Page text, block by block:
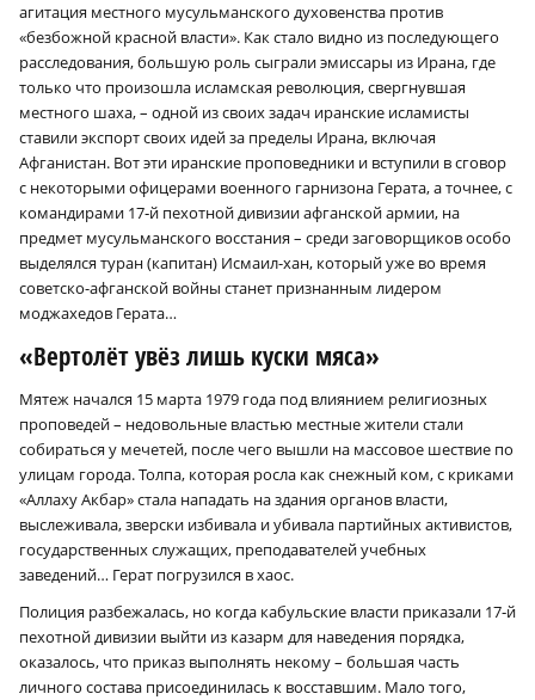
агитация местного мусульманского духовенства против
«безбожной красной власти». Как стало видно из последующего
расследования, большую роль сыграли эмиссары из Ирана, где
только что произошла исламская революция, свергнувшая
местного шаха, – одной из своих задач иранские исламисты
ставили экспорт своих идей за пределы Ирана, включая
Афганистан. Вот эти иранские проповедники и вступили в сговор
с некоторыми офицерами военного гарнизона Герата, а точнее, с
командирами 17‑й пехотной дивизии афганской армии, на
предмет мусульманского восстания – среди заговорщиков особо
выделялся туран (капитан) Исмаил-хан, который уже во время
советско-афганской войны станет признанным лидером
моджахедов Герата…
«Вертолёт увёз лишь куски мяса»
Мятеж начался 15 марта 1979 года под влиянием религиозных
проповедей – недовольные властью местные жители стали
собираться у мечетей, после чего вышли на массовое шествие по
улицам города. Толпа, которая росла как снежный ком, с криками
«Аллаху Акбар» стала нападать на здания органов власти,
выслеживала, зверски избивала и убивала партийных активистов,
государственных служащих, преподавателей учебных
заведений… Герат погрузился в хаос.
Полиция разбежалась, но когда кабульские власти приказали 17‑й
пехотной дивизии выйти из казарм для наведения порядка,
оказалось, что приказ выполнять некому – большая часть
личного состава присоединилась к восставшим. Мало того,
×